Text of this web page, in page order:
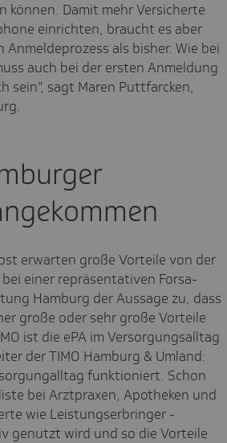
Damit mehr Versicherte
einrichten, braucht es aber
als bisher. Wie bei
auch bei der ersten Anmeldung
sein", sagt Maren Puttfarcken,
erwarten große Vorteile von der
einer repräsentativen Forsa-
Hamburg der Aussage zu, dass
große oder sehr große Vorteile
ist die ePA im Versorgungsalltag
der TIMO Hamburg & Umland:
funktioniert. Schon
bei Arztpraxen, Apotheken und
wie Leistungserbringer -
genutzt wird und so die Vorteile